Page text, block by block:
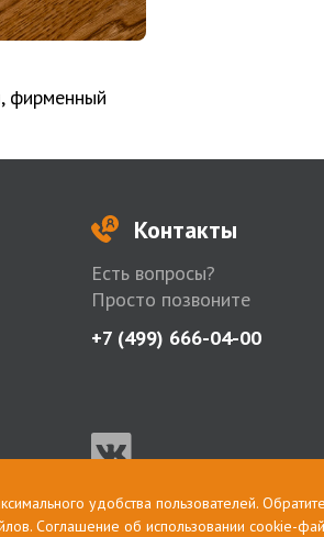
фирменный
Контакты
Есть вопросы?
Просто позвоните
+7 (499) 666-04-00
удобства пользователей.
Соглашение об использовании cookie-